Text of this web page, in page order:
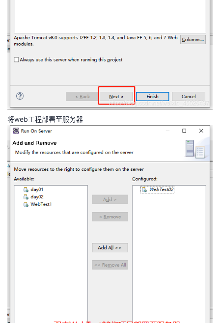
将web工程部署至服务器